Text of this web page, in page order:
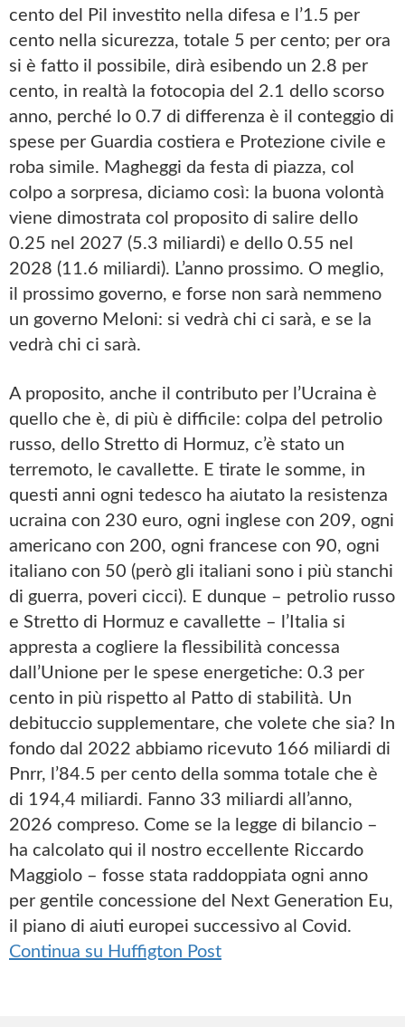
cento del Pil investito nella difesa e l’1.5 per
cento nella sicurezza, totale 5 per cento; per ora
si è fatto il possibile, dirà esibendo un 2.8 per
cento, in realtà la fotocopia del 2.1 dello scorso
anno, perché lo 0.7 di differenza è il conteggio di
spese per Guardia costiera e Protezione civile e
roba simile. Magheggi da festa di piazza, col
colpo a sorpresa, diciamo così: la buona volontà
viene dimostrata col proposito di salire dello
0.25 nel 2027 (5.3 miliardi) e dello 0.55 nel
2028 (11.6 miliardi). L’anno prossimo. O meglio,
il prossimo governo, e forse non sarà nemmeno
un governo Meloni: si vedrà chi ci sarà, e se la
vedrà chi ci sarà.
A proposito, anche il contributo per l’Ucraina è
quello che è, di più è difficile: colpa del petrolio
russo, dello Stretto di Hormuz, c’è stato un
terremoto, le cavallette. E tirate le somme, in
questi anni ogni tedesco ha aiutato la resistenza
ucraina con 230 euro, ogni inglese con 209, ogni
americano con 200, ogni francese con 90, ogni
italiano con 50 (però gli italiani sono i più stanchi
di guerra, poveri cicci). E dunque – petrolio russo
e Stretto di Hormuz e cavallette – l’Italia si
appresta a cogliere la flessibilità concessa
dall’Unione per le spese energetiche: 0.3 per
cento in più rispetto al Patto di stabilità. Un
debituccio supplementare, che volete che sia? In
fondo dal 2022 abbiamo ricevuto 166 miliardi di
Pnrr, l’84.5 per cento della somma totale che è
di 194,4 miliardi. Fanno 33 miliardi all’anno,
2026 compreso. Come se la legge di bilancio –
ha calcolato qui il nostro eccellente Riccardo
Maggiolo – fosse stata raddoppiata ogni anno
per gentile concessione del Next Generation Eu,
il piano di aiuti europei successivo al Covid.
Continua su Huffigton Post